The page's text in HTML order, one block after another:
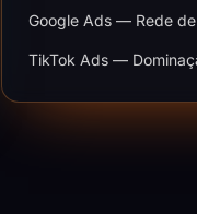
Google Ads — Rede de
TikTok Ads —